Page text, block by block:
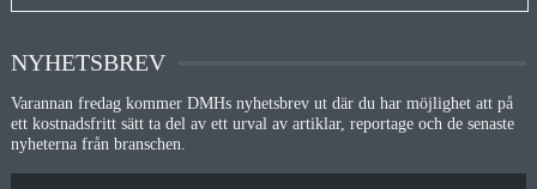
NYHETSBREV
Varannan fredag kommer DMHs nyhetsbrev ut där du har möjlighet att på
ett kostnadsfritt sätt ta del av ett urval av artiklar, reportage och de senaste
nyheterna från branschen.